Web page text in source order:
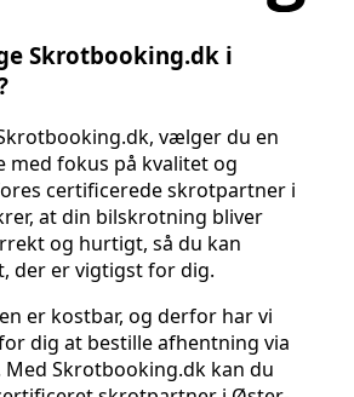
Skrotbooking.dk i
vælger du en
med fokus på kvalitet og
certificerede skrotpartner i
at din bilskrotning bliver
og hurtigt, så du kan
der er vigtigst for dig.
er kostbar, og derfor har vi
dig at bestille afhentning via
Skrotbooking.dk kan du